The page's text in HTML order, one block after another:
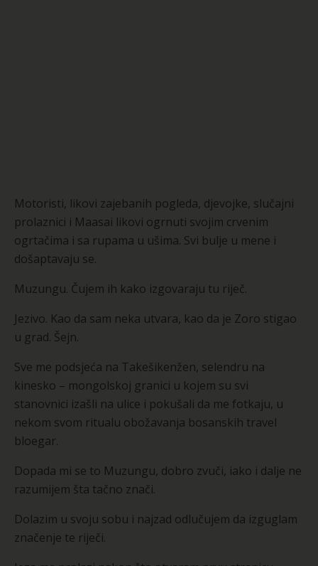
Motoristi, likovi zajebanih pogleda, djevojke, slučajni
prolaznici i Maasai likovi ogrnuti svojim crvenim
ogrtačima i sa rupama u ušima. Svi bulje u mene i
došaptavaju se.
Muzungu. Čujem ih kako izgovaraju tu riječ.
Jezivo. Kao da sam neka utvara, kao da je Zoro stigao
u grad. Šejn.
Sve me podsjeća na Takešikenžen, selendru na
kinesko – mongolskoj granici u kojem su svi
stanovnici izašli na ulice i pokušali da me fotkaju, u
nekom svom ritualu obožavanja bosanskih travel
bloegar.
Dopada mi se to Muzungu, dobro zvuči, iako i dalje ne
razumijem šta tačno znači.
Dolazim u svoju sobu i najzad odlučujem da izguglam
značenje te riječi.